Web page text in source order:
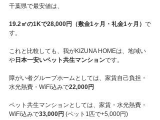
千葉県で最安値は、
19.2㎡の1Kで28,000円（敷金1ヶ月・礼金1ヶ月） で
す。
これと比較しても、我がKIZUNA HOMEは、地域い
や 日本一安いペット共生マンションです。
障がい者グループホームとしては、家賃自己負担・
水光熱費・WiFi込みで22,000円
ペット共生マンションとしては、家賃・水光熱費・
WiFi込みで33,000円 (ペット1匹で+5,000円)